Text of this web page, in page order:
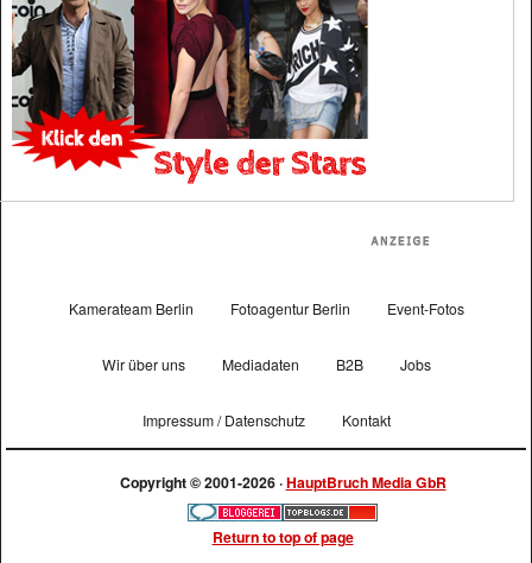
Kamerateam Berlin Fotoagentur Berlin Event-Fotos
Wir über uns Mediadaten B2B Jobs
Impressum / Datenschutz Kontakt
Copyright © 2001-2026 ·HauptBruch Media GbR
Return to top of page